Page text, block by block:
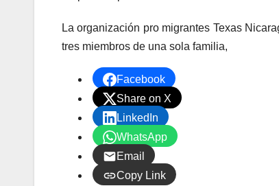
La organización pro migrantes Texas
tres miembros de una sola familia,
Facebook
Share on X
LinkedIn
WhatsApp
Email
Copy Link